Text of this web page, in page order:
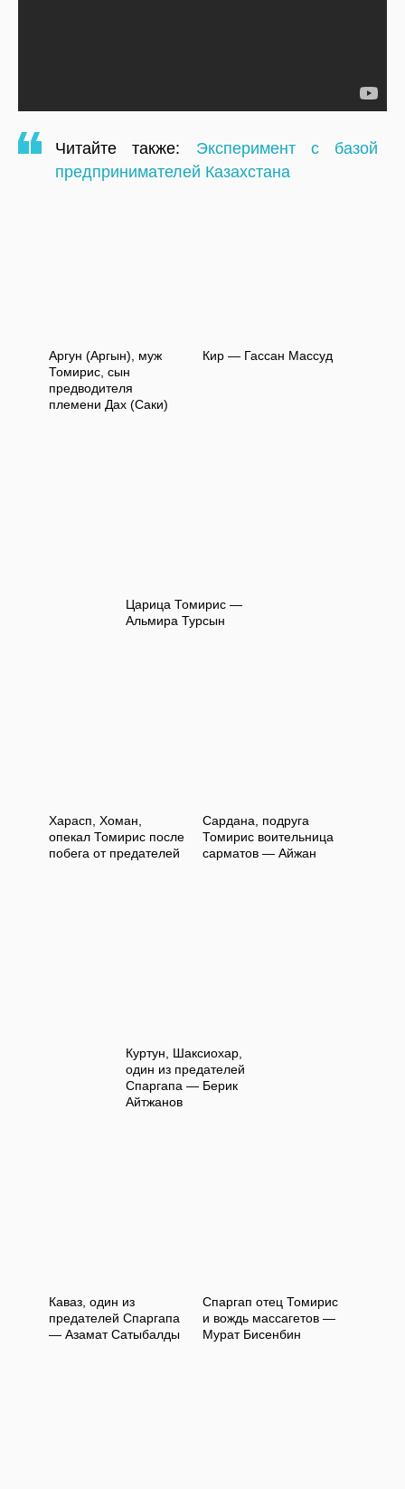
Читайте также: Эксперимент с базой
предпринимателей Казахстана
Аргун (Аргын), муж
Томирис, сын
предводителя
племени Дах (Саки)
Кир — Гассан Массуд
Царица Томирис —
Альмира Турсын
Харасп, Хоман,
опекал Томирис после
побега от предателей
Сардана, подруга
Томирис воительница
сарматов — Айжан
Куртун, Шаксиохар,
один из предателей
Спаргапа — Берик
Айтжанов
Каваз, один из
предателей Спаргапа
— Азамат Сатыбалды
Спаргап отец Томирис
и вождь массагетов —
Мурат Бисенбин